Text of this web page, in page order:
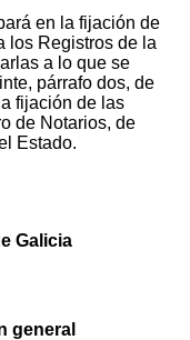
en la fijación de
los Registros de la
a lo que se
párrafo dos, de
fijación de las
de Notarios, de
Estado.
Galicia
general